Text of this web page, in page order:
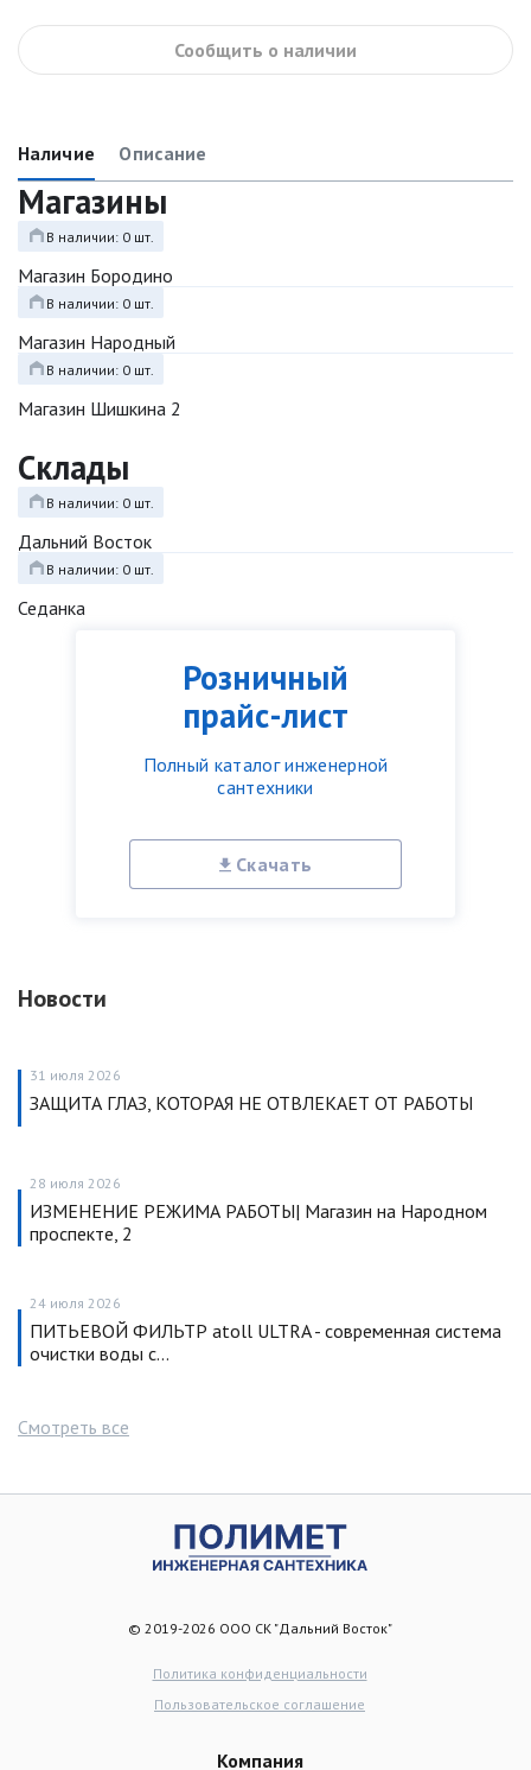
Розничный
прайс-лист
Полный каталог инженерной
сантехники
Скачать
Новости
31 июля 2026
ЗАЩИТА ГЛАЗ, КОТОРАЯ НЕ ОТВЛЕКАЕТ ОТ РАБОТЫ
28 июля 2026
ИЗМЕНЕНИЕ РЕЖИМА РАБОТЫ| Магазин на Народном
проспекте, 2
24 июля 2026
ПИТЬЕВОЙ ФИЛЬТР atoll ULTRA - современная система
очистки воды с…
Смотреть все
Сообщить о наличии
Наличие Описание
Магазины
В наличии: 0 шт.
Магазин Бородино
В наличии: 0 шт.
Магазин Народный
В наличии: 0 шт.
Магазин Шишкина 2
Склады
В наличии: 0 шт.
Дальний Восток
В наличии: 0 шт.
Седанка
© 2019-2026 ООО СК "Дальний Восток"
Политика конфиденциальности
Пользовательское соглашение
Компания